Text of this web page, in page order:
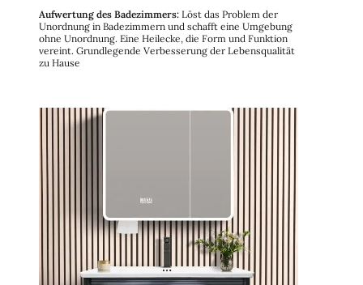
Aufwertung des Badezimmers: Löst das Problem der
Unordnung in Badezimmern und schafft eine Umgebung
ohne Unordnung. Eine Heilecke, die Form und Funktion
vereint. Grundlegende Verbesserung der Lebensqualität
zu Hause